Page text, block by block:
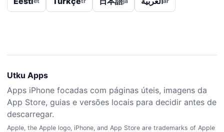
Utku Apps
Apps iPhone focadas com páginas úteis, imagens da
App Store, guias e versões locais para decidir antes de
descarregar.
Apple, the Apple logo, iPhone, and App Store are trademarks of Apple